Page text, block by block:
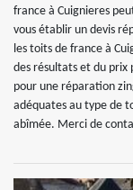
france à Cuignieres
vous établir un devis
les toits de france à
des résultats et du prix
pour une réparation
adéquates au type de
abîmée. Merci de